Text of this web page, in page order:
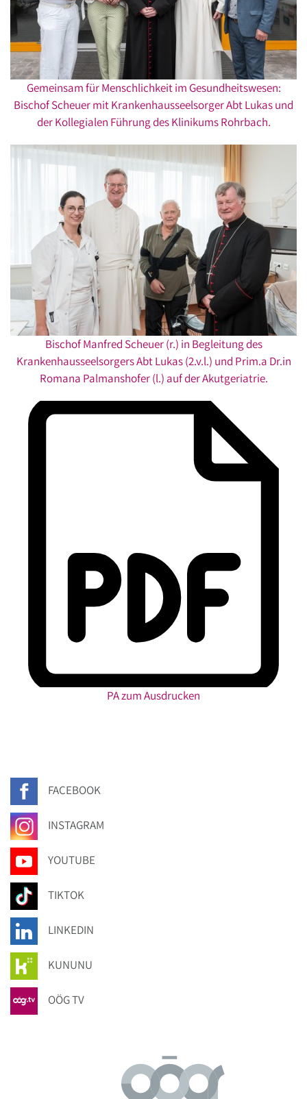
Gemeinsam für Menschlichkeit im Gesundheitswesen:
Bischof Scheuer mit Krankenhausseelsorger Abt Lukas und
der Kollegialen Führung des Klinikums Rohrbach.
Bischof Manfred Scheuer (r.) in Begleitung des
Krankenhausseelsorgers Abt Lukas (2.v.l.) und Prim.a Dr.in
Romana Palmanshofer (l.) auf der Akutgeriatrie.
PA zum Ausdrucken
FACEBOOK
INSTAGRAM
YOUTUBE
TIKTOK
LINKEDIN
KUNUNU
OÖG TV